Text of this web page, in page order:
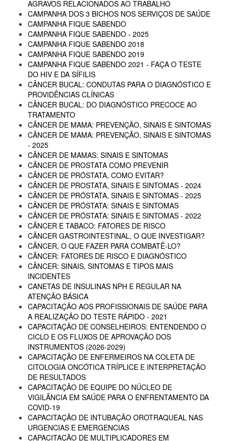
AGRAVOS RELACIONADOS AO TRABALHO
CAMPANHA DOS 3 BICHOS NOS SERVIÇOS DE SAÚDE
CAMPANHA FIQUE SABENDO
CAMPANHA FIQUE SABENDO - 2025
CAMPANHA FIQUE SABENDO 2018
CAMPANHA FIQUE SABENDO 2019
CAMPANHA FIQUE SABENDO 2021 - FAÇA O TESTE
DO HIV E DA SÍFILIS
CÂNCER BUCAL: CONDUTAS PARA O DIAGNÓSTICO E
PROVIDÊNCIAS CLÍNICAS
CÂNCER BUCAL: DO DIAGNÓSTICO PRECOCE AO
TRATAMENTO
CÂNCER DE MAMA: PREVENÇÃO, SINAIS E SINTOMAS
CÂNCER DE MAMA: PREVENÇÃO, SINAIS E SINTOMAS
- 2025
CÂNCER DE MAMAS: SINAIS E SINTOMAS
CÂNCER DE PROSTATA COMO PREVENIR
CÂNCER DE PRÓSTATA, COMO EVITAR?
CÂNCER DE PROSTATA, SINAIS E SINTOMAS - 2024
CÂNCER DE PRÓSTATA, SINAIS E SINTOMAS - 2025
CÂNCER DE PRÓSTATA: SINAIS E SINTOMAS
CÂNCER DE PRÓSTATA: SINAIS E SINTOMAS - 2022
CÂNCER E TABACO: FATORES DE RISCO
CÂNCER GASTROINTESTINAL, O QUE INVESTIGAR?
CÂNCER, O QUE FAZER PARA COMBATÊ-LO?
CÂNCER: FATORES DE RISCO E DIAGNÓSTICO
CÂNCER: SINAIS, SINTOMAS E TIPOS MAIS
INCIDENTES
CANETAS DE INSULINAS NPH E REGULAR NA
ATENÇÃO BÁSICA
CAPACITAÇÃO AOS PROFISSIONAIS DE SAÚDE PARA
A REALIZAÇÃO DO TESTE RÁPIDO - 2021
CAPACITAÇÃO DE CONSELHEIROS: ENTENDENDO O
CICLO E OS FLUXOS DE APROVAÇÃO DOS
INSTRUMENTOS (2026-2029)
CAPACITAÇÃO DE ENFERMEIROS NA COLETA DE
CITOLOGIA ONCÓTICA TRÍPLICE E INTERPRETAÇÃO
DE RESULTADOS
CAPACITAÇÃO DE EQUIPE DO NÚCLEO DE
VIGILÂNCIA EM SAÚDE PARA O ENFRENTAMENTO DA
COVID-19
CAPACITAÇÃO DE INTUBAÇÃO OROTRAQUEAL NAS
URGENCIAS E EMERGENCIAS
CAPACITAÇÃO DE MULTIPLICADORES EM